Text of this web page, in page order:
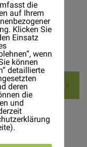
die
auf Ihrem
Klicken Sie
Einsatz
wenn
können
detaillierte
deren
die
und